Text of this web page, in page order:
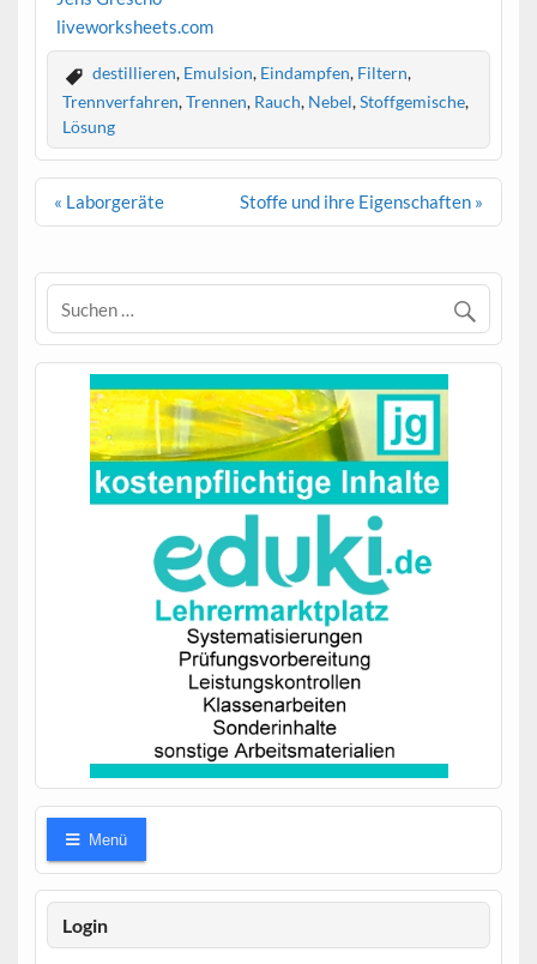
liveworksheets.com
destillieren, Emulsion, Eindampfen, Filtern,
Trennverfahren,Trennen, Rauch, Nebel,Stoffgemische,
Lösung
Beitragsnavigation
« Laborgeräte Stoffe und ihre Eigenschaften »
Menü
Login